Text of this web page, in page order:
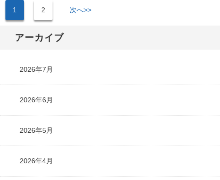
1 2 次へ>>
アーカイブ
2026年7月
2026年6月
2026年5月
2026年4月